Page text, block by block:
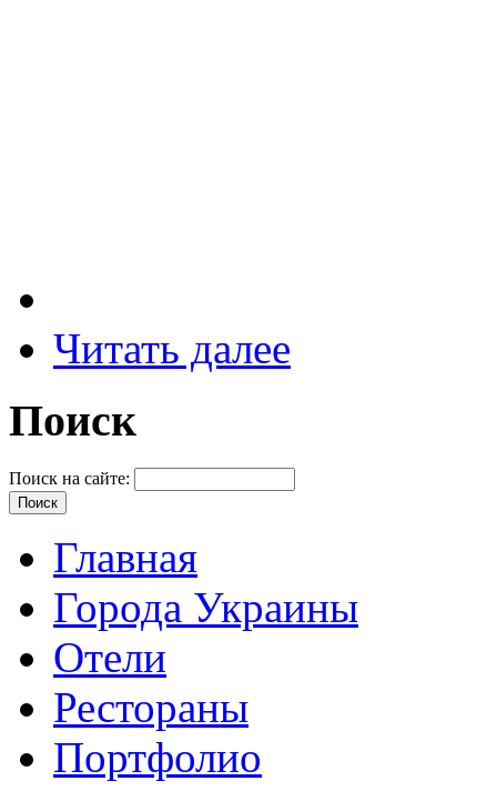
Читать далее
Поиск
Поиск на сайте:
Главная
Города Украины
Отели
Рестораны
Портфолио